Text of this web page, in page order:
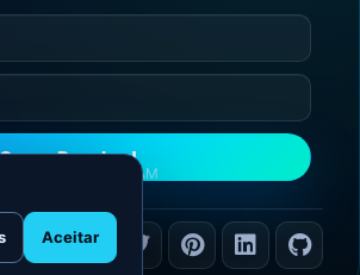
Quero Receber!
NÃO ENVIAMOS SPAM
Aceitar